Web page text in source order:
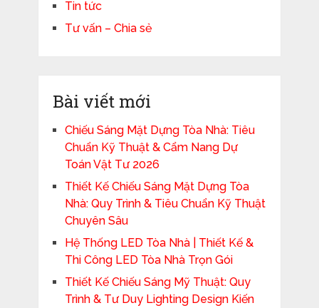
Tin tức
Tư vấn – Chia sẻ
Bài viết mới
Chiếu Sáng Mặt Dựng Tòa Nhà: Tiêu
Chuẩn Kỹ Thuật & Cẩm Nang Dự
Toán Vật Tư 2026
Thiết Kế Chiếu Sáng Mặt Dựng Tòa
Nhà: Quy Trình & Tiêu Chuẩn Kỹ Thuật
Chuyên Sâu
Hệ Thống LED Tòa Nhà | Thiết Kế &
Thi Công LED Tòa Nhà Trọn Gói
Thiết Kế Chiếu Sáng Mỹ Thuật: Quy
Trình & Tư Duy Lighting Design Kiến